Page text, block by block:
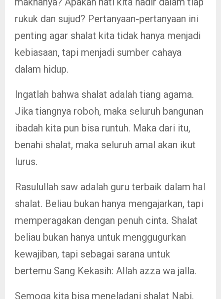
rukuk dan sujud? Pertanyaan-pertanyaan ini
penting agar shalat kita tidak hanya menjadi
kebiasaan, tapi menjadi sumber cahaya
dalam hidup.
Ingatlah bahwa shalat adalah tiang agama.
Jika tiangnya roboh, maka seluruh bangunan
ibadah kita pun bisa runtuh. Maka dari itu,
benahi shalat, maka seluruh amal akan ikut
lurus.
Rasulullah saw adalah guru terbaik dalam hal
shalat. Beliau bukan hanya mengajarkan, tapi
memperagakan dengan penuh cinta. Shalat
beliau bukan hanya untuk menggugurkan
kewajiban, tapi sebagai sarana untuk
bertemu Sang Kekasih: Allah azza wa jalla.
Semoga kita bisa meneladani shalat Nabi,